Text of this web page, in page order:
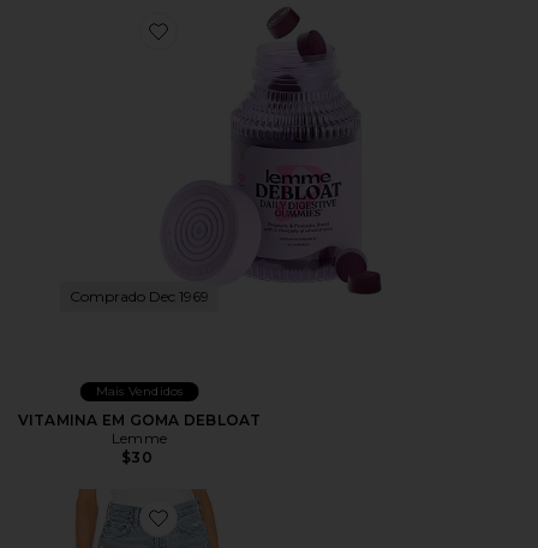
Favorite VITAMINA EM GOMA DEBLOAT
Comprado Dec 1969
Mais Vendidos
VITAMINA EM GOMA DEBLOAT
Lemme
$30
Favorite Parker Long Short